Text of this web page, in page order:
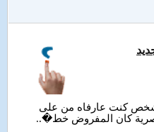
كنت عارفاه من على
كان المفروض خط�..